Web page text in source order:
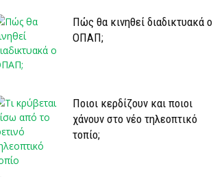
Πώς θα κινηθεί διαδικτυακά ο
ΟΠΑΠ;
Ποιοι κερδίζουν και ποιοι
χάνουν στο νέο τηλεοπτικό
τοπίο;